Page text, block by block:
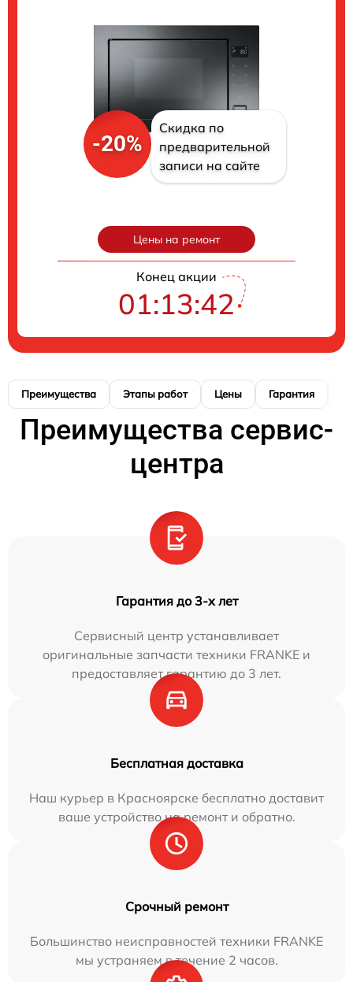
-20%
Скидка по
предварительной
записи на сайте
Цены на ремонт
Конец акции
01:13:41
Преимущества Этапы работ Цены Гарантия
Преимущества сервис-
центра
Гарантия до 3-х лет
Сервисный центр устанавливает
оригинальные запчасти техники FRANKE и
предоставляет гарантию до 3 лет.
Бесплатная доставка
Наш курьер в Красноярске бесплатно доставит
ваше устройство на ремонт и обратно.
Срочный ремонт
Большинство неисправностей техники FRANKE
мы устраняем в течение 2 часов.